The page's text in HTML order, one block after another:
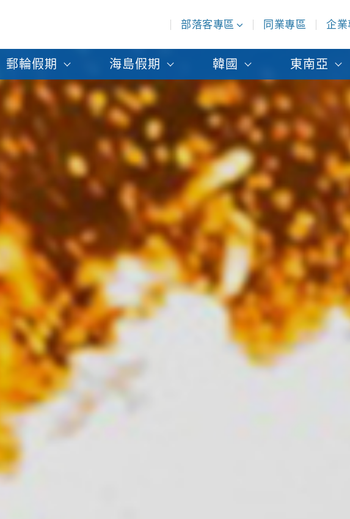
部落客專區 同業專區 企業
郵輪假期 海島假期 韓國 東南亞